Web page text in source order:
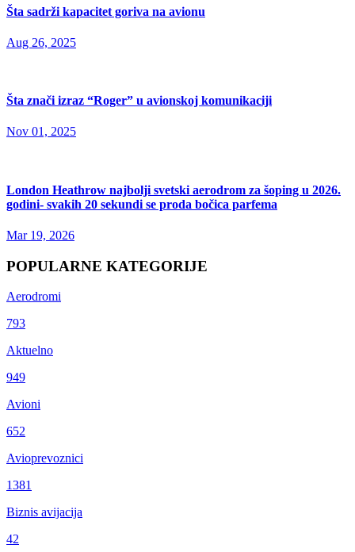
Šta sadrži kapacitet goriva na avionu
Aug 26, 2025
Šta znači izraz “Roger” u avionskoj komunikaciji
Nov 01, 2025
London Heathrow najbolji svetski aerodrom za šoping u 2026.
godini- svakih 20 sekundi se proda bočica parfema
Mar 19, 2026
POPULARNE KATEGORIJE
Aerodromi
793
Aktuelno
949
Avioni
652
Avioprevoznici
1381
Biznis avijacija
42